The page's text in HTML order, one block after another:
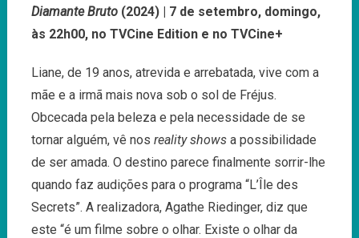
Diamante Bruto (2024) | 7 de setembro, domingo,
às 22h00, no TVCine Edition e no TVCine+
Liane, de 19 anos, atrevida e arrebatada, vive com a
mãe e a irmã mais nova sob o sol de Fréjus.
Obcecada pela beleza e pela necessidade de se
tornar alguém, vê nos reality shows a possibilidade
de ser amada. O destino parece finalmente sorrir-lhe
quando faz audições para o programa “L’Île des
Secrets”. A realizadora, Agathe Riedinger, diz que
este “é um filme sobre o olhar. Existe o olhar da